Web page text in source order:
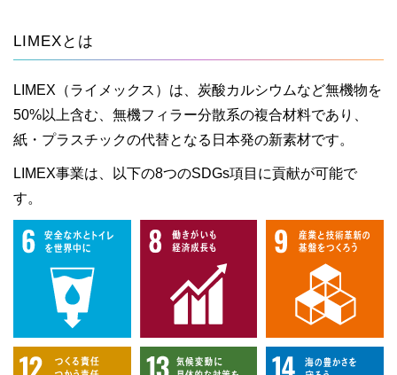
LIMEXとは
LIMEX（ライメックス）は、炭酸カルシウムなど無機物を
50%以上含む、無機フィラー分散系の複合材料であり、
紙・プラスチックの代替となる日本発の新素材です。
LIMEX事業は、以下の8つのSDGs項目に貢献が可能で
す。